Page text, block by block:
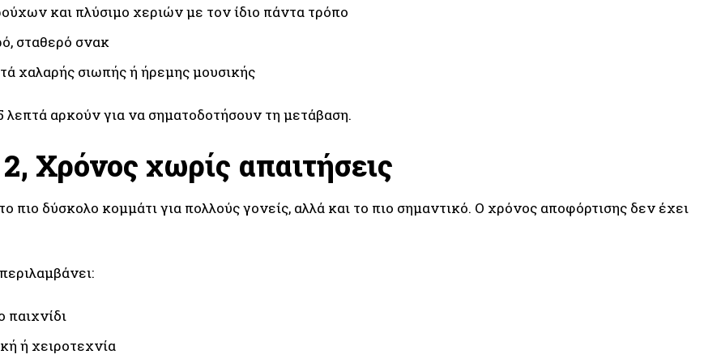
και πλύσιμο χεριών με τον ίδιο πάντα τρόπο
σταθερό σνακ
χαλαρής σιωπής ή ήρεμης μουσικής
λεπτά αρκούν για να σηματοδοτήσουν τη μετάβαση.
Χρόνος χωρίς απαιτήσεις
πιο δύσκολο κομμάτι για πολλούς γονείς, αλλά και το πιο σημαντικό. Ο χρόνος αποφόρτισης δεν έχει
παιχνίδι
ή χειροτεχνία